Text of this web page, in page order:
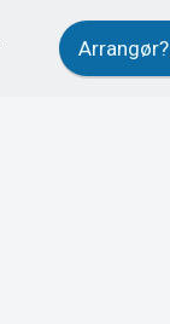
Arrangør?